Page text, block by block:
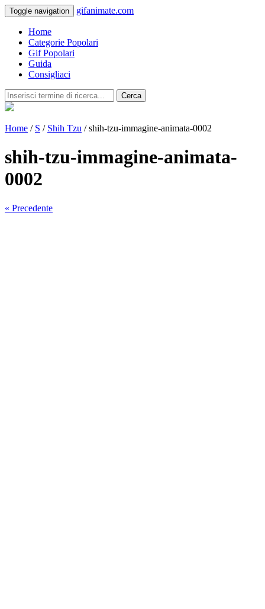
Toggle navigation gifanimate.com
Home
Categorie Popolari
Gif Popolari
Guida
Consigliaci
Cerca
Home / S / Shih Tzu / shih-tzu-immagine-animata-0002
shih-tzu-immagine-animata-
0002
« Precedente